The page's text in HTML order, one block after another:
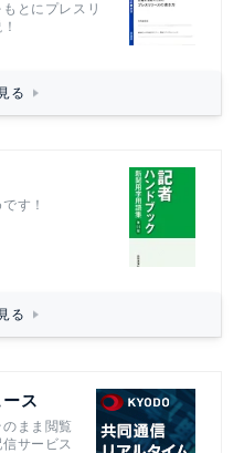
とにプレスリ
る
す！
る
ス
まま閲覧
サービス